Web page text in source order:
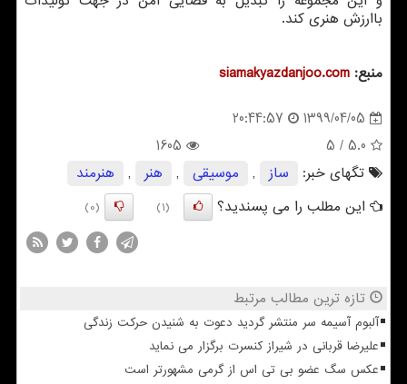
باارزش هنری کند.
منبع: siamakyazdanjoo.com
1399/04/05
20:44:57
5.0
/ 5
1605
تگهای خبر:
ساز , موسیقی , هنر ,
هنرمند
این مطلب را می پسندید؟
(1)
(0)
تازه ترین مطالب مرتبط
آلبوم آسیمه سر منتشر گردید دعوت به شنیدن حرکت زندگی
علیرضا قربانی در شیراز کنسرت برگزار می نماید
عکس سگ عضو بی تی اس از گرمی مشهورتر است